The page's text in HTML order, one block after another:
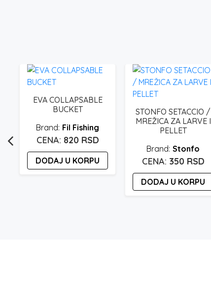
EVA COLLAPSABLE
BUCKET
Fil Fishing
820 RSD
DODAJ U KORPU
STONFO SETACCIO /
MREŽICA ZA LARVE I
PELLET
Stonfo
350 RSD
DODAJ U KORPU